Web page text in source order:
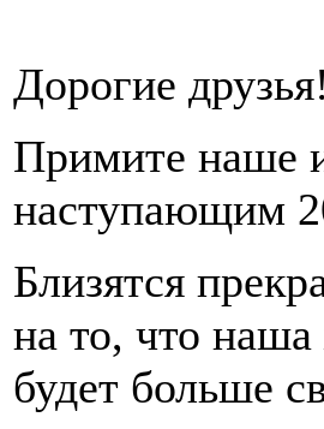
Дорогие друзья!
Примите наше
наступающим
Близятся
на то, что
будет больше